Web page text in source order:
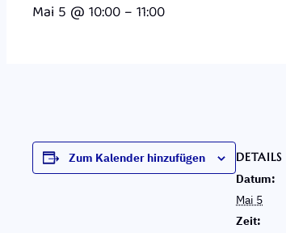
Mai 5 @ 10:00–11:00
Zum Kalender hinzufügen
DETAILS
Datum:
Mai 5
Zeit: